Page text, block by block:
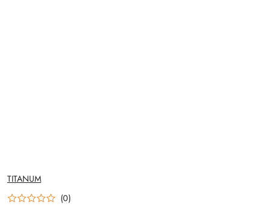
NAZWA
PRODUCENTA:
TITANUM
(0)